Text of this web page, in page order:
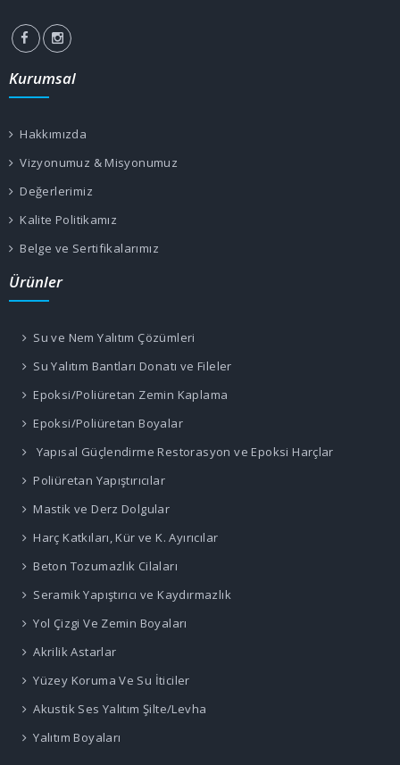
Kurumsal
Hakkımızda
Vizyonumuz & Misyonumuz
Değerlerimiz
Kalite Politikamız
Belge ve Sertifikalarımız
Ürünler
Su ve Nem Yalıtım Çözümleri
Su Yalıtım Bantları Donatı ve Fileler
Epoksi/Poliüretan Zemin Kaplama
Epoksi/Poliüretan Boyalar
Yapısal Güçlendirme Restorasyon ve Epoksi Harçlar
Poliüretan Yapıştırıcılar
Mastik ve Derz Dolgular
Harç Katkıları, Kür ve K. Ayırıcılar
Beton Tozumazlık Cilaları
Seramik Yapıştırıcı ve Kaydırmazlık
Yol Çizgi Ve Zemin Boyaları
Akrilik Astarlar
Yüzey Koruma Ve Su İticiler
Akustik Ses Yalıtım Şilte/Levha
Yalıtım Boyaları